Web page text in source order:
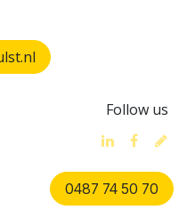
Follow us
0487 74 50 70